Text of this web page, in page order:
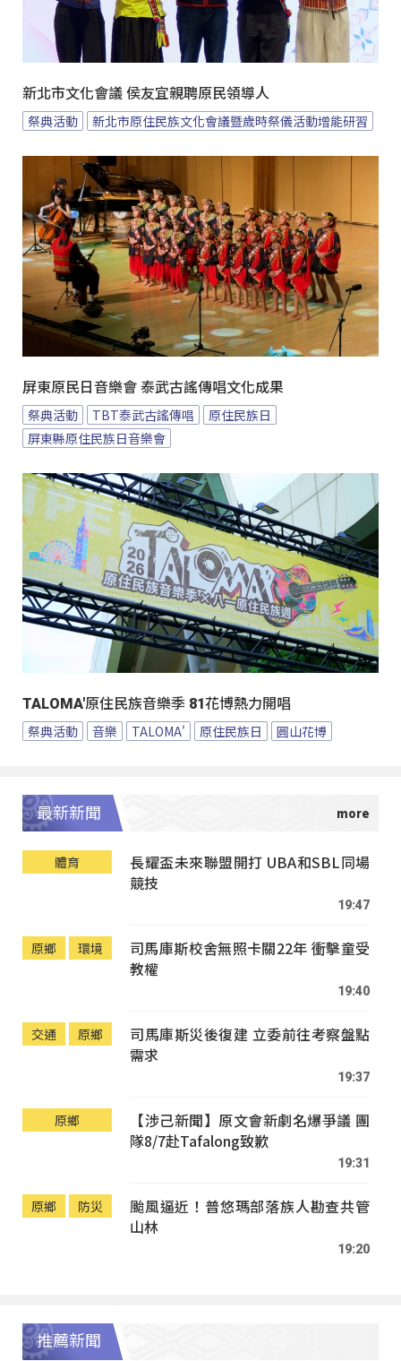
新北市文化會議 侯友宜親聘原民領導人
祭典活動 新北市原住民族文化會議暨歲時祭儀活動增能研習
屏東原民日音樂會 泰武古謠傳唱文化成果
祭典活動 TBT泰武古謠傳唱
原住民族日
屏東縣原住民族日音樂會
TALOMA'原住民族音樂季 81花博熱力開唱
祭典活動 音樂 TALOMA' 原住民族日 圓山花博
最新新聞
體育
長耀盃未來聯盟開打 UBA和SBL同場
競技
19:47
原鄉 環境
司馬庫斯校舍無照卡關22年 衝擊童受
教權
19:40
交通 原鄉
司馬庫斯災後復建 立委前往考察盤點
需求
19:37
原鄉
【涉己新聞】原文會新劇名爆爭議 團
隊8/7赴Tafalong致歉
19:31
原鄉 防災
颱風逼近！普悠瑪部落族人勘查共管
山林
19:20
推薦新聞